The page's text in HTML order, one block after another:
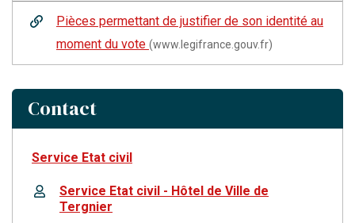
Pièces permettant de justifier de son identité au
moment du vote (www.legifrance.gouv.fr)
Contact
Service Etat civil
Service Etat civil - Hôtel de Ville de
Tergnier